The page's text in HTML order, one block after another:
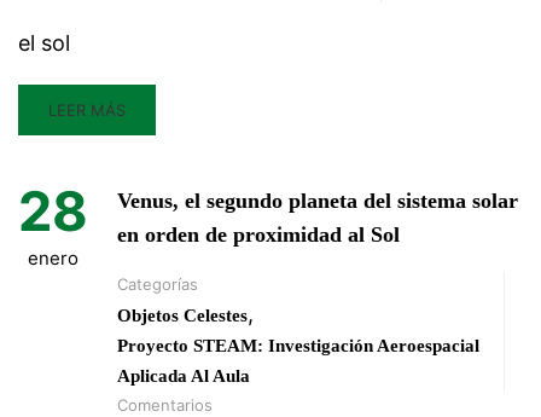
el sol
LEER MÁS
28
enero
Venus, el segundo planeta del sistema solar
en orden de proximidad al Sol
Categorías
Objetos Celestes,
Proyecto STEAM: Investigación Aeroespacial
Aplicada Al Aula
Comentarios